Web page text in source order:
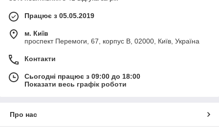
Працює з 05.05.2019
м. Київ
проспект Перемоги, 67, корпус В, 02000, Київ, Україна
Контакти
Сьогодні працює з 09:00 до 18:00
Показати весь графік роботи
Про нас